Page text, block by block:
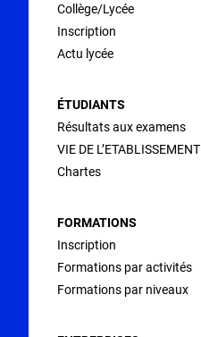
Epreuve
facultative de
langue et/ou
citoyen
Collège/Lycée
Inscription
Actu lycée
ÉTUDIANTS
Résultats aux examens
VIE DE L’ETABLISSEMENT
Chartes
FORMATIONS
Inscription
Formations par activités
Formations par niveaux